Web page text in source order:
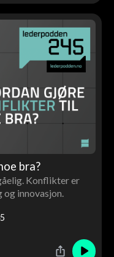
bra?
Konflikter er
innovasjon.